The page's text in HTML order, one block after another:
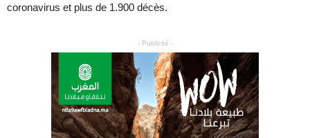
coronavirus et plus de 1.900 décès.
- Publicité -